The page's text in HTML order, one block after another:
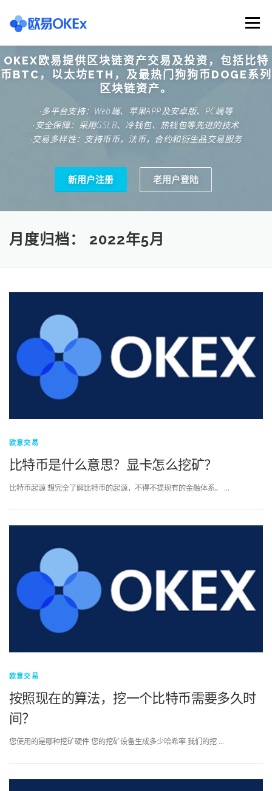
content
Menu
欧意交易所 关于欧意OKX 欧意APP下载
欧意注册网址 欧意交易下载 欧意团队
OKEX欧易提供区块链资产交易及投资，包括比特
币BTC，以太坊ETH，及最热门狗狗币DOGE系列
区块链资产。
·多平台支持：Web端、苹果APP及安卓版、PC端等
·安全保障：采用GSLB、冷钱包、热钱包等先进的技术
·交易多样性：支持币币，法币，合约和衍生品交易服务
新用户注册 老用户登陆
月度归档： 2022年5月
欧意交易
比特币是什么意思？显卡怎么挖矿？
比特币起源 想完全了解比特币的起源，不得不提现有的金融体系。 …
欧意交易
按照现在的算法，挖一个比特币需要多久时
间？
您使用的是哪种挖矿硬件 您的挖矿设备生成多少哈希率 我们的挖 …